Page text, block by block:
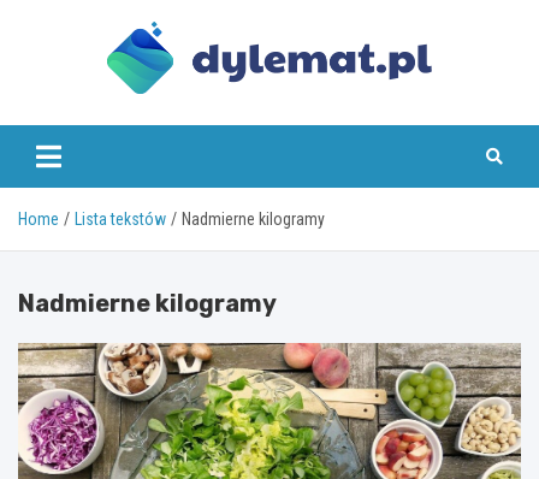
dylemat.pl
Home Lista tekstów Nadmierne kilogramy
Nadmierne kilogramy